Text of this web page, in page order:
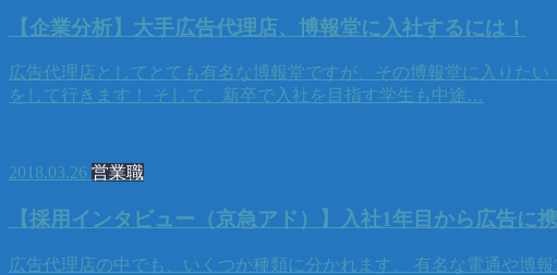
【企業分析】大手広告代理店、博報堂に入社するには！
広告代理店としてとても有名な博報堂ですが、その博報堂に入りた
をして行きます！ そして、新卒で入社を目指す学生も中途…
2018.03.26 営業職
【採用インタビュー（京急アド）】入社1年目から広告に
広告代理店の中でも、いくつか種類に分かれます。 有名な電通や博